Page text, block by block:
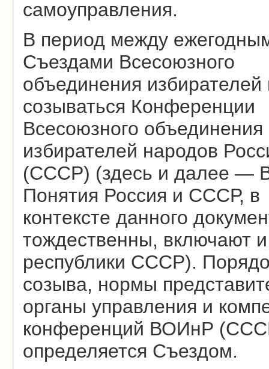
самоуправления.
В период между
Съездами Всесоюзного
объединения избирателей
созываться Конференции
Всесоюзного объединения
избирателей народов
(СССР) (здесь и далее —
Понятия Россия и СССР, в
контексте данного
тождественны, включают
республики СССР).
созыва, нормы
органы управления и
конференций ВОИнР
определяется Съездом.